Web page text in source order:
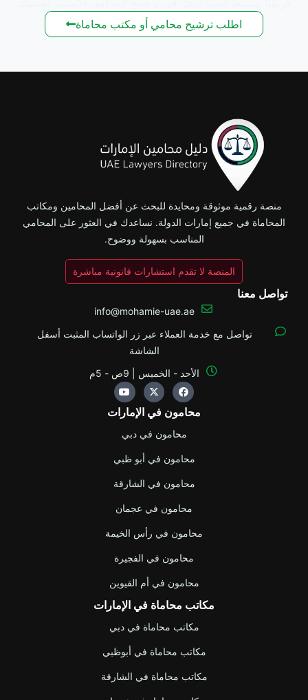
اطلب ترشيح محامي أو مكتب محاماة
منصة رقمية موثوقة ومحايدة للبحث عن أفضل المحامين ومكاتب
المحاماة في جميع إمارات الدولة. نساعدك في العثور على المحامي
المناسب بسهولة ووضوح.
المنصة لا تقدم استشارات قانونية مباشرة
محامون في الإمارات
محامون في دبي
محامون في أبو ظبي
محامون في الشارقة
محامون في عجمان
محامون في رأس الخيمة
محامون في الفجيرة
محامون في أم القيوين
مكاتب محاماة في الإمارات
مكاتب محاماة في دبي
مكاتب محاماة في أبوظبي
مكاتب محاماة في الشارقة
تواصل معنا
info@mohamie-uae.ae
تواصل مع خدمة العملاء عبر زر الواتساب المثبت أسفل
الشاشة
الأحد - الخميس | 9ص - 5م
F
a
c
e
o
k
X
-
t
w
t
r
Y
o
u
t
b
e